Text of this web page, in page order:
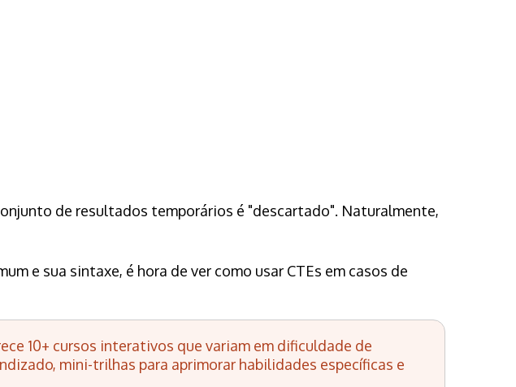
de resultados temporários é "descartado". Naturalmente,
e sua sintaxe, é hora de ver como usar CTEs em casos de
10+ cursos interativos que variam em dificuldade de
mini-trilhas para aprimorar habilidades específicas e